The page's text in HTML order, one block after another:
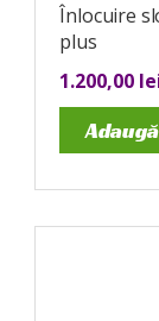
Înlocuire
plus
1.200,00